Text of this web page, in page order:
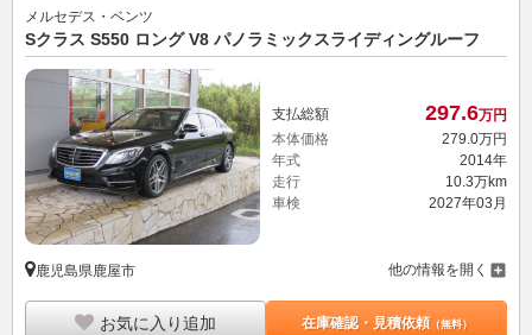
メルセデス・ベンツ
Sクラス S550 ロング V8 パノラミックスライディングルーフ
支払総額 297.6万円
本体価格
279. 0万円
年式
2014年
走行
10.3万km
車検
2027年03月
鹿児島県鹿屋市 他の情報を開く
お気に入り追加 在庫確認・見積依頼（無料）